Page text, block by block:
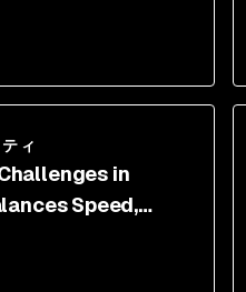
ィ
in
Speed,